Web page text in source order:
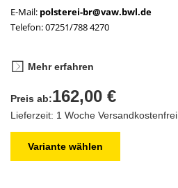
E-Mail: polsterei-br@vaw.bwl.de
Telefon: 07251/788 4270
Mehr erfahren
Preis ab:162,00 €
Lieferzeit: 1 Woche Versandkostenfrei
Variante wählen